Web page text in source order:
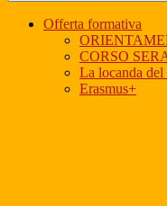
Offerta formativa
CORSO
La locanda
Erasmus+